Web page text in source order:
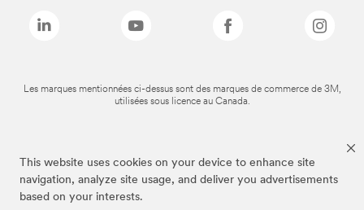
This website uses cookies on your device to enhance site
navigation, analyze site usage, and deliver you advertisements
based on your interests.
Les marques mentionnées ci-dessus sont des marques de commerce de 3M,
utilisées sous licence au Canada.